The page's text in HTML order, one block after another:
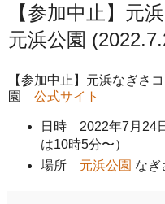
【参加中止】元
元浜公園
【参加中止】元浜なぎさ
園 公式サイト
日時 2022年7月24
は10時5分〜）
場所 元浜公園 なぎ